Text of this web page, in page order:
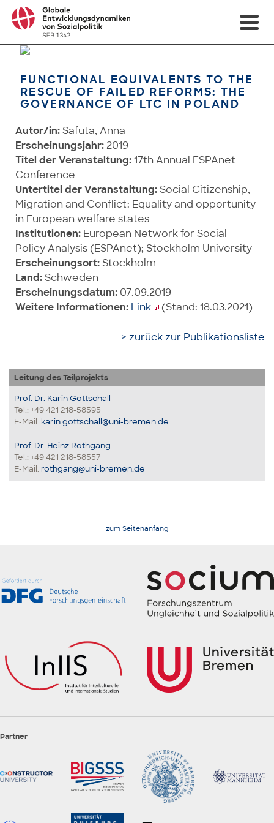
FUNCTIONAL EQUIVALENTS TO THE
RESCUE OF FAILED REFORMS: THE
GOVERNANCE OF LTC IN POLAND
Autor/in:Safuta, Anna
Erscheinungsjahr: 2019
Titel der Veranstaltung:17th Annual ESPAnet
Conference
Untertitel der Veranstaltung:Social Citizenship,
Migration and Conflict: Equality and opportunity
in European welfare states
Institutionen: European Network for Social
Policy Analysis (ESPAnet); Stockholm University
Erscheinungsort:Stockholm
Land:Schweden
Erscheinungsdatum: 07.09.2019
Weitere Informationen: Link (Stand: 18.03.2021)
> zurück zur Publikationsliste
Leitung des Teilprojekts
Prof. Dr. Karin Gottschall
Tel.: +49 421 218-58595
E-Mail: karin.gottschall@uni-bremen.de
Prof. Dr. Heinz Rothgang
Tel.: +49 421 218-58557
E-Mail: rothgang@uni-bremen.de
zum Seitenanfang
Partner